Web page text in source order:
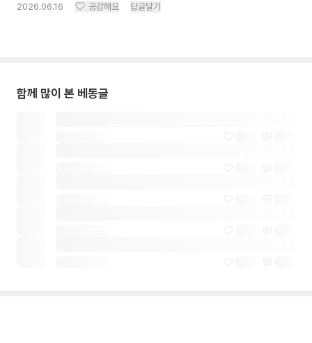
2026.06.16 공감해요 답글달기
함께 많이 본 베동글